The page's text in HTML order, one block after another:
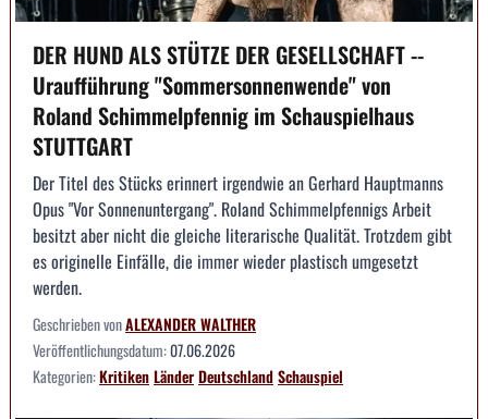
DER HUND ALS STÜTZE DER GESELLSCHAFT --
Uraufführung "Sommersonnenwende" von
Roland Schimmelpfennig im Schauspielhaus
STUTTGART
Der Titel des Stücks erinnert irgendwie an Gerhard Hauptmanns
Opus "Vor Sonnenuntergang". Roland Schimmelpfennigs Arbeit
besitzt aber nicht die gleiche literarische Qualität. Trotzdem gibt
es originelle Einfälle, die immer wieder plastisch umgesetzt
werden.
Geschrieben vonALEXANDER WALTHER
Veröffentlichungsdatum:07.06.2026
Kategorien:KritikenLänderDeutschlandSchauspiel